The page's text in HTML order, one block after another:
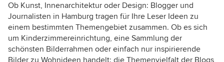
Ob Kunst, Innenarchitektur oder Design: Blogger und
Journalisten in Hamburg tragen für Ihre Leser Ideen zu
einem bestimmten Themengebiet zusammen. Ob es sich
um Kinderzimmereinrichtung, eine Sammlung der
schönsten Bilderrahmen oder einfach nur inspirierende